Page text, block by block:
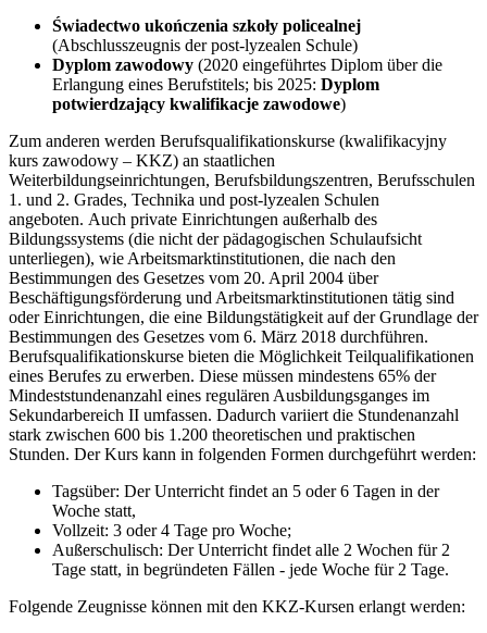
Świadectwo ukończenia szkoły policealnej
(Abschlusszeugnis der post-lyzealen Schule)
Dyplom zawodowy (2020 eingeführtes Diplom über die
Erlangung eines Berufstitels; bis 2025: Dyplom
potwierdzający kwalifikacje zawodowe)
Zum anderen werden Berufsqualifikationskurse (kwalifikacyjny
kurs zawodowy – KKZ) an staatlichen
Weiterbildungseinrichtungen, Berufsbildungszentren, Berufsschulen
1. und 2. Grades, Technika und post-lyzealen Schulen
angeboten. Auch private Einrichtungen außerhalb des
Bildungssystems (die nicht der pädagogischen Schulaufsicht
unterliegen), wie Arbeitsmarktinstitutionen, die nach den
Bestimmungen des Gesetzes vom 20. April 2004 über
Beschäftigungsförderung und Arbeitsmarktinstitutionen tätig sind
oder Einrichtungen, die eine Bildungstätigkeit auf der Grundlage der
Bestimmungen des Gesetzes vom 6. März 2018 durchführen.
Berufsqualifikationskurse bieten die Möglichkeit Teilqualifikationen
eines Berufes zu erwerben. Diese müssen mindestens 65% der
Mindeststundenanzahl eines regulären Ausbildungsganges im
Sekundarbereich II umfassen. Dadurch variiert die Stundenanzahl
stark zwischen 600 bis 1.200 theoretischen und praktischen
Stunden. Der Kurs kann in folgenden Formen durchgeführt werden:
Tagsüber: Der Unterricht findet an 5 oder 6 Tagen in der
Woche statt,
Vollzeit: 3 oder 4 Tage pro Woche;
Außerschulisch: Der Unterricht findet alle 2 Wochen für 2
Tage statt, in begründeten Fällen - jede Woche für 2 Tage.
Folgende Zeugnisse können mit den KKZ-Kursen erlangt werden: